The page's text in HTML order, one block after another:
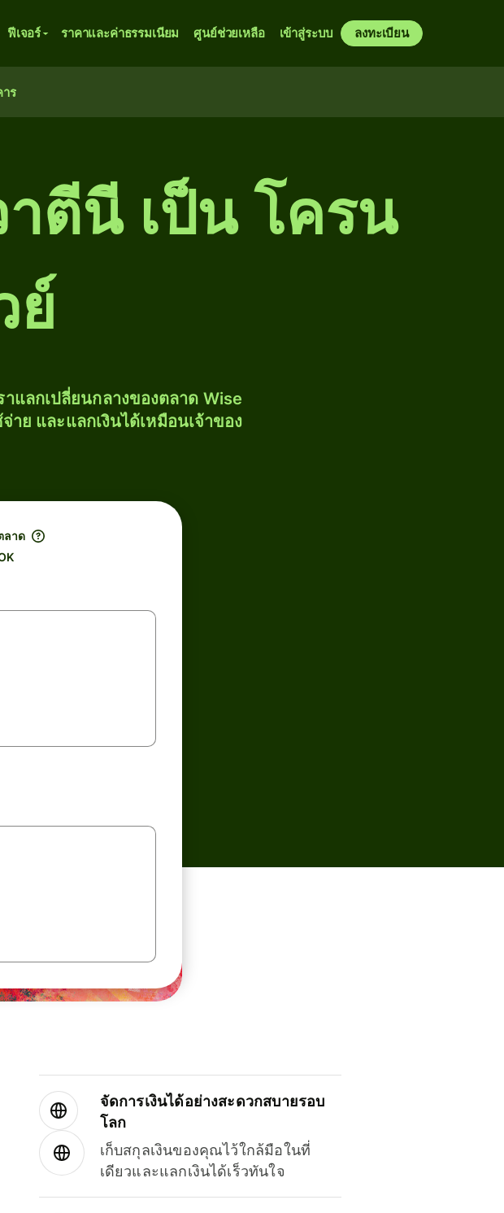
ฟีเจอร์ ราคาและค่าธรรมเนียม ศูนย์ช่วยเหลือ เข้าสู่ระบบ ลงทะเบียน
ร
าตีนี เป็น โครน
ย์
แลกเปลี่ยนกลางของตลาด Wise
าย และแลกเงินได้เหมือนเจ้าของ
ลาด
จัดการเงินได้อย่างสะดวกสบายรอบ
โลก
เก็บสกุลเงินของคุณไว้ใกล้มือในที่
เดียวและแลกเงินได้เร็วทันใจ